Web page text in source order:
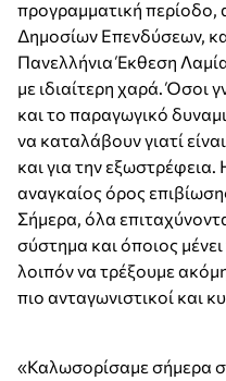
προγραμματική
Δημοσίων Επενδύσεων,
Πανελλήνια Έκθεση
με ιδιαίτερη χαρά. Όσοι
και το παραγωγικό
να καταλάβουν γιατί
και για την εξωστρέφεια.
αναγκαίος όρος
Σήμερα, όλα
σύστημα και όποιος
λοιπόν να τρέξουμε
πιο ανταγωνιστικοί και
«Καλωσορίσαμε σήμερα